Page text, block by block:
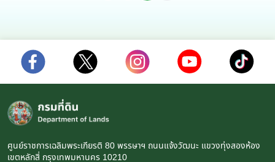
ศูนย์ราชการเฉลิมพระเกียรติ 80 พรรษาฯ ถนนแจ้งวัฒนะ แขวงทุ่งสองห้อง
เขตหลักสี่ กรุงเทพมหานคร 10210